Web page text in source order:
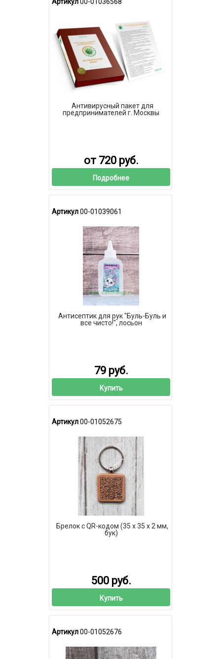
Антивирусный пакет для
предпринимателей г. Москвы
от 720 руб.
Подробнее
Артикул00-01039061
Антисептик для рук "Буль-Буль и
все чисто!", лосьон
79 руб.
Купить
Артикул00-01052675
Брелок с QR-кодом (35 х 35 х 2 мм,
бук)
500 руб.
Купить
Артикул00-01052676